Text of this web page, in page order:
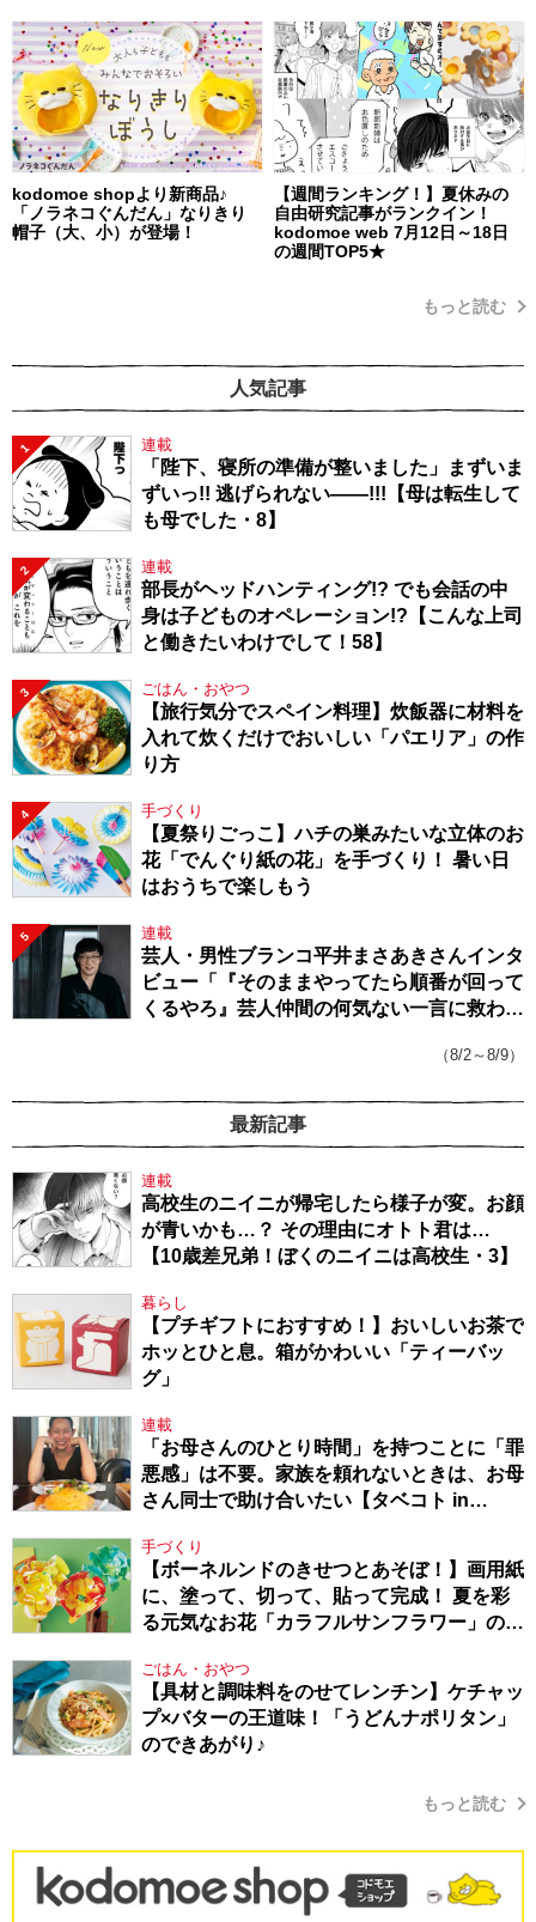
kodomoe shopより新商品♪
「ノラネコぐんだん」なりきり
帽子（大、小）が登場！
【週間ランキング！】夏休みの
自由研究記事がランクイン！
kodomoe web 7月12日～18日
の週間TOP5★
もっと読む
人気記事
1 連載
「陛下、寝所の準備が整いました」まずいま
ずいっ!! 逃げられない――!!!【母は転生して
も母でした・8】
2 連載
部長がヘッドハンティング!? でも会話の中
身は子どものオペレーション!?【こんな上司
と働きたいわけでして！58】
3 ごはん・おやつ
【旅行気分でスペイン料理】炊飯器に材料を
入れて炊くだけでおいしい「パエリア」の作
り方
4 手づくり
【夏祭りごっこ】ハチの巣みたいな立体のお
花「でんぐり紙の花」を手づくり！ 暑い日
はおうちで楽しもう
5 連載
芸人・男性ブランコ平井まさあきさんインタ
ビュー「『そのままやってたら順番が回って
くるやろ』芸人仲間の何気ない一言に救われ
（8/2～8/9）
最新記事
連載
高校生のニイニが帰宅したら様子が変。お顔
が青いかも…？ その理由にオトト君は…
【10歳差兄弟！ぼくのニイニは高校生・3】
暮らし
【プチギフトにおすすめ！】おいしいお茶で
ホッとひと息。箱がかわいい「ティーバッ
グ」
連載
「お母さんのひとり時間」を持つことに「罪
悪感」は不要。家族を頼れないときは、お母
さん同士で助け合いたい【タベコト in
手づくり
【ボーネルンドのきせつとあそぼ！】画用紙
に、塗って、切って、貼って完成！ 夏を彩
る元気なお花「カラフルサンフラワー」の作
ごはん・おやつ
【具材と調味料をのせてレンチン】ケチャッ
プ×バターの王道味！「うどんナポリタン」
のできあがり♪
もっと読む